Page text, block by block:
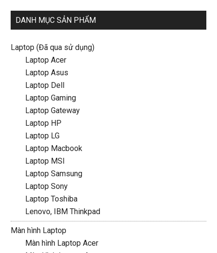
DANH MỤC SẢN PHẨM
Laptop (Đã qua sử dụng)
Laptop Acer
Laptop Asus
Laptop Dell
Laptop Gaming
Laptop Gateway
Laptop HP
Laptop LG
Laptop Macbook
Laptop MSI
Laptop Samsung
Laptop Sony
Laptop Toshiba
Lenovo, IBM Thinkpad
Màn hình Laptop
Màn hình Laptop Acer